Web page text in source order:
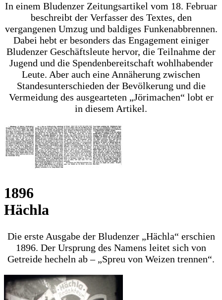
In einem Bludenzer Zeitungsartikel vom 18. Februar
beschreibt der Verfasser des Textes, den
vergangenen Umzug und baldiges Funkenabbrennen.
Dabei hebt er besonders das Engagement einiger
Bludenzer Geschäftsleute hervor, die Teilnahme der
Jugend und die Spendenbereitschaft wohlhabender
Leute. Aber auch eine Annäherung zwischen
Standesunterschieden der Bevölkerung und die
Vermeidung des ausgearteten „Jörimachen“ lobt er
in diesem Artikel.
1896
Hächla
Die erste Ausgabe der Bludenzer „Hächla“ erschien
1896. Der Ursprung des Namens leitet sich von
Getreide hecheln ab – „Spreu von Weizen trennen“.